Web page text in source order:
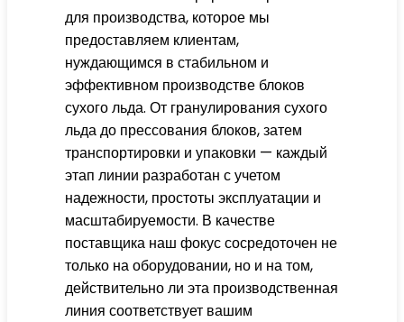
для производства, которое мы
предоставляем клиентам,
нуждающимся в стабильном и
эффективном производстве блоков
сухого льда. От гранулирования сухого
льда до прессования блоков, затем
транспортировки и упаковки — каждый
этап линии разработан с учетом
надежности, простоты эксплуатации и
масштабируемости. В качестве
поставщика наш фокус сосредоточен не
только на оборудовании, но и на том,
действительно ли эта производственная
линия соответствует вашим